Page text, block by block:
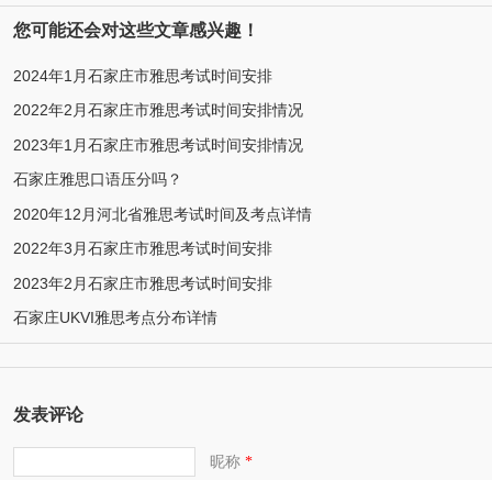
您可能还会对这些文章感兴趣！
2024年1月石家庄市雅思考试时间安排
2022年2月石家庄市雅思考试时间安排情况
2023年1月石家庄市雅思考试时间安排情况
石家庄雅思口语压分吗？
2020年12月河北省雅思考试时间及考点详情
2022年3月石家庄市雅思考试时间安排
2023年2月石家庄市雅思考试时间安排
石家庄UKVI雅思考点分布详情
发表评论
昵称*